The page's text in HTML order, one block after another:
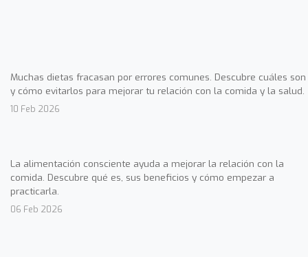
Muchas dietas fracasan por errores comunes. Descubre cuáles son
y cómo evitarlos para mejorar tu relación con la comida y la salud.
10 Feb 2026
La alimentación consciente ayuda a mejorar la relación con la
comida. Descubre qué es, sus beneficios y cómo empezar a
practicarla.
06 Feb 2026